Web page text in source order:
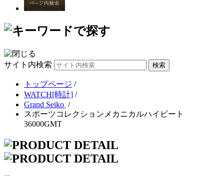
サイト内検索
トップページ /
WATCH[時計] /
Grand Seiko /
スポーツコレクションメカニカルハイビート
36000GMT